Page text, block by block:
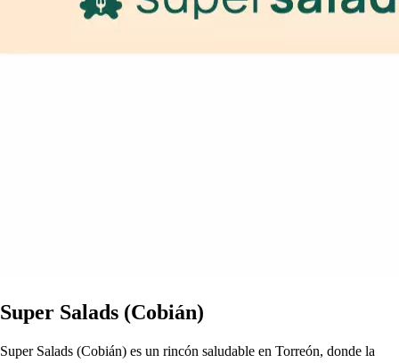
Super Salads (Cobián)
Super Salads (Cobián) es un rincón saludable en Torreón, donde la